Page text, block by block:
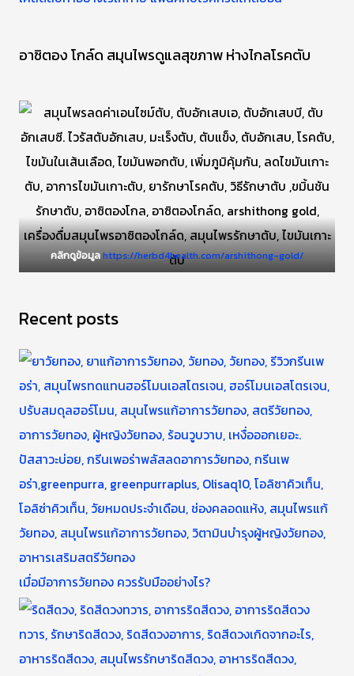
อาซิตอง โกล์ด สมุนไพรดูแลสุขภาพ ห่างไกลโรคตับ
คลิกดูข้อมูลhttps://herbd4health.com/arshithong-gold/
Recent posts
เมื่อมีอาการวัยทอง ควรรับมืออย่างไร?